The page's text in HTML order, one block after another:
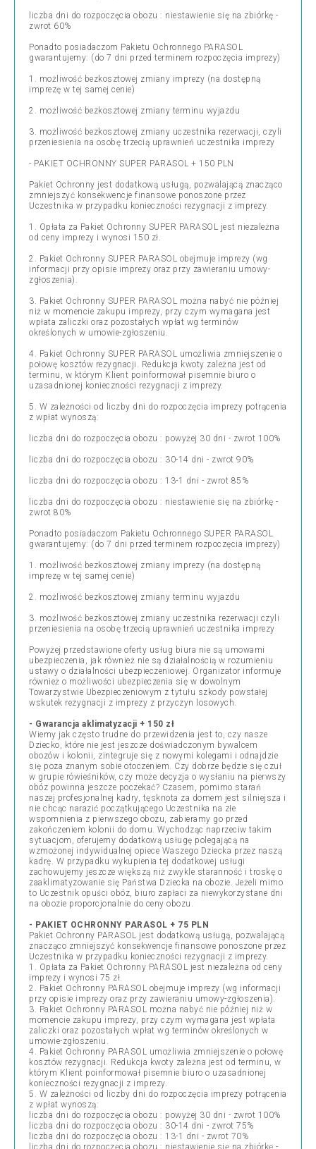
liczba dni do rozpoczęcia obozu : niestawienie się na zbiórkę -
zwrot 60%
Ponadto posiadaczom Pakietu Ochronnego PARASOL
gwarantujemy: (do 7 dni przed terminem rozpoczęcia imprezy)
1. możliwość bezkosztowej zmiany imprezy (na dostępną
imprezę w tej samej cenie)
2. możliwość bezkosztowej zmiany terminu wyjazdu
3. możliwość bezkosztowej zmiany uczestnika rezerwacji, czyli
przeniesienia na osobę trzecią uprawnień uczestnika imprezy
- PAKIET OCHRONNY SUPER PARASOL + 150 PLN
Pakiet Ochronny jest dodatkową usługą, pozwalającą znacząco
zmniejszyć konsekwencje finansowe ponoszone przez
Uczestnika w przypadku konieczności rezygnacji z imprezy.
1. Opłata za Pakiet Ochronny SUPER PARASOL jest niezależna
od ceny imprezy i wynosi 150 zł.
2. Pakiet Ochronny SUPER PARASOL obejmuje imprezy (wg
informacji przy opisie imprezy oraz przy zawieraniu umowy-
zgłoszenia).
3. Pakiet Ochronny SUPER PARASOL można nabyć nie później
niż w momencie zakupu imprezy, przy czym wymagana jest
wpłata zaliczki oraz pozostałych wpłat wg terminów
określonych w umowie-zgłoszeniu.
4. Pakiet Ochronny SUPER PARASOL umożliwia zmniejszenie o
połowę kosztów rezygnacji. Redukcja kwoty zależna jest od
terminu, w którym Klient poinformował pisemnie biuro o
uzasadnionej konieczności rezygnacji z imprezy.
5. W zależności od liczby dni do rozpoczęcia imprezy potrącenia
z wpłat wynoszą:
liczba dni do rozpoczęcia obozu : powyżej 30 dni - zwrot 100%
liczba dni do rozpoczęcia obozu : 30-14 dni - zwrot 90%
liczba dni do rozpoczęcia obozu : 13-1 dni - zwrot 85%
liczba dni do rozpoczęcia obozu : niestawienie się na zbiórkę -
zwrot 80%
Ponadto posiadaczom Pakietu Ochronnego SUPER PARASOL
gwarantujemy: (do 7 dni przed terminem rozpoczęcia imprezy)
1. możliwość bezkosztowej zmiany imprezy (na dostępną
imprezę w tej samej cenie)
2. możliwość bezkosztowej zmiany terminu wyjazdu
3. możliwość bezkosztowej zmiany uczestnika rezerwacji czyli
przeniesienia na osobę trzecią uprawnień uczestnika imprezy
Powyżej przedstawione oferty usług biura nie są umowami
ubezpieczenia, jak również nie są działalnością w rozumieniu
ustawy o działalności ubezpieczeniowej. Organizator informuje
również o możliwości ubezpieczenia się w dowolnym
Towarzystwie Ubezpieczeniowym z tytułu szkody powstałej
wskutek rezygnacji z imprezy z przyczyn losowych.
- Gwarancja aklimatyzacji + 150 zł
Wiemy jak często trudne do przewidzenia jest to, czy nasze
Dziecko, które nie jest jeszcze doświadczonym bywalcem
obozów i kolonii, zintegruje się z nowymi kolegami i odnajdzie
się poza znanym sobie otoczeniem. Czy dobrze będzie się czuł
w grupie rówieśników, czy może decyzja o wysłaniu na pierwszy
obóz powinna jeszcze poczekać? Czasem, pomimo starań
naszej profesjonalnej kadry, tęsknota za domem jest silniejsza i
nie chcąc narazić początkującego Uczestnika na złe
wspomnienia z pierwszego obozu, zabieramy go przed
zakończeniem kolonii do domu. Wychodząc naprzeciw takim
sytuacjom, oferujemy dodatkową usługę polegającą na
wzmożonej indywidualnej opiece Waszego Dziecka przez naszą
kadrę. W przypadku wykupienia tej dodatkowej usługi
zachowujemy jeszcze większą niż zwykle staranność i troskę o
zaaklimatyzowanie się Państwa Dziecka na obozie. Jeżeli mimo
to Uczestnik opuści obóz, biuro zapłaci za niewykorzystane dni
na obozie proporcjonalnie do ceny obozu.
- PAKIET OCHRONNY PARASOL + 75 PLN
Pakiet Ochronny PARASOL jest dodatkową usługą, pozwalającą
znacząco zmniejszyć konsekwencje finansowe ponoszone przez
Uczestnika w przypadku konieczności rezygnacji z imprezy.
1. Opłata za Pakiet Ochronny PARASOL jest niezależna od ceny
imprezy i wynosi 75 zł.
2. Pakiet Ochronny PARASOL obejmuje imprezy (wg informacji
przy opisie imprezy oraz przy zawieraniu umowy-zgłoszenia).
3. Pakiet Ochronny PARASOL można nabyć nie później niż w
momencie zakupu imprezy, przy czym wymagana jest wpłata
zaliczki oraz pozostałych wpłat wg terminów określonych w
umowie-zgłoszeniu.
4. Pakiet Ochronny PARASOL umożliwia zmniejszenie o połowę
kosztów rezygnacji. Redukcja kwoty zależna jest od terminu, w
którym Klient poinformował pisemnie biuro o uzasadnionej
konieczności rezygnacji z imprezy.
5. W zależności od liczby dni do rozpoczęcia imprezy potrącenia
z wpłat wynoszą:
liczba dni do rozpoczęcia obozu : powyżej 30 dni - zwrot 100%
liczba dni do rozpoczęcia obozu : 30-14 dni - zwrot 75%
liczba dni do rozpoczęcia obozu : 13-1 dni - zwrot 70%
liczba dni do rozpoczęcia obozu : niestawienie się na zbiórkę -